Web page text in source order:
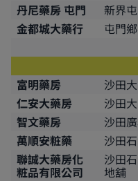
丹尼藥房 屯門
新界
金都城大藥行
屯門
富明藥房
沙田
仁安大藥房
沙田
智文藥房
沙田
萬順安粧藥
沙田
聯誠大藥房化
粧品有限公司
沙田
地舖